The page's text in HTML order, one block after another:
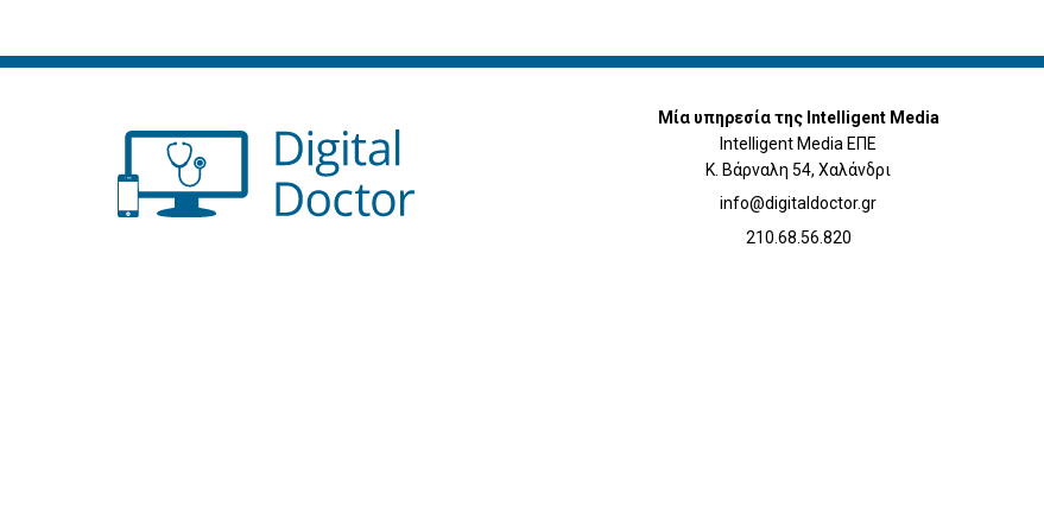
Μία υπηρεσία της Intelligent Media
Intelligent Media ΕΠΕ
Κ. Βάρναλη 54, Χαλάνδρι
info@digitaldoctor.gr
210.68.56.820